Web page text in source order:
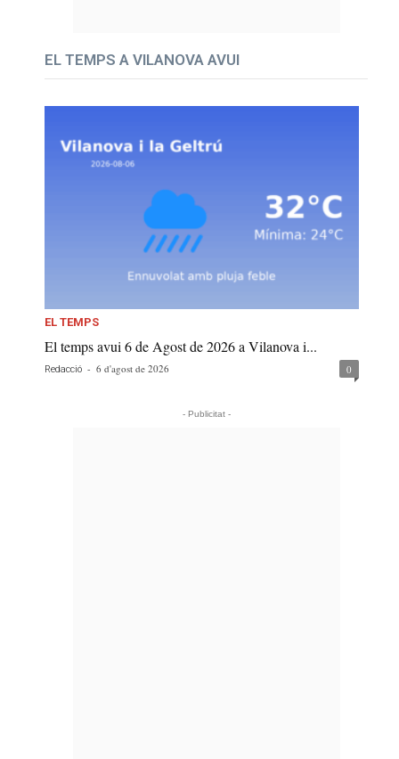
EL TEMPS A VILANOVA AVUI
EL TEMPS
El temps avui 6 de Agost de 2026 a Vilanova i...
Redacció - 6 d'agost de 2026 0
- Publicitat -